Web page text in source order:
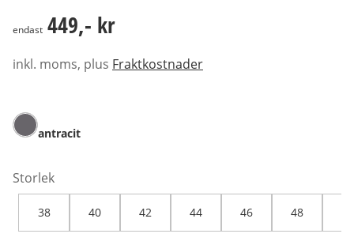
449,- kr
endast 449,- kr
inkl. moms, plus Fraktkostnader
antracit
Storlek
38 40 42 44 46 48